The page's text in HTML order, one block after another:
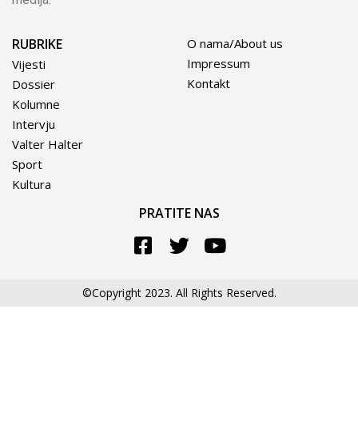
RUBRIKE
Vijesti
Dossier
Kolumne
Intervju
Valter Halter
Sport
Kultura
O nama/About us
Impressum
Kontakt
PRATITE NAS
©Copyright 2023. All Rights Reserved.